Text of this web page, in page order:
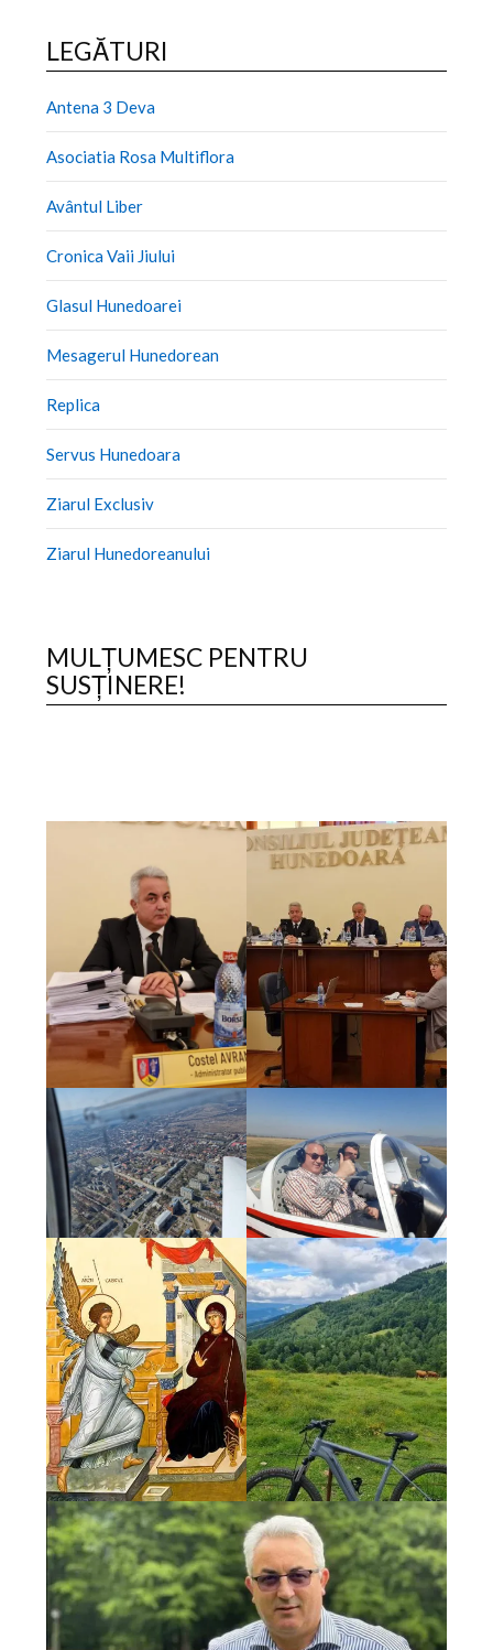
LEGĂTURI
Antena 3 Deva
Asociatia Rosa Multiflora
Avântul Liber
Cronica Vaii Jiului
Glasul Hunedoarei
Mesagerul Hunedorean
Replica
Servus Hunedoara
Ziarul Exclusiv
Ziarul Hunedoreanului
MULȚUMESC PENTRU
SUSȚINERE!